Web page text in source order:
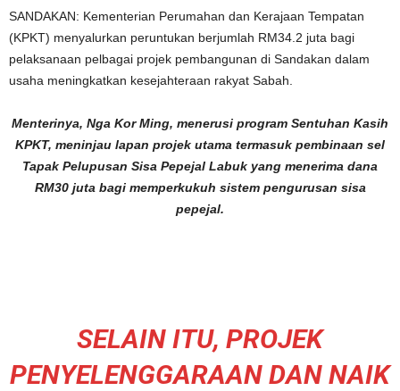
SANDAKAN: Kementerian Perumahan dan Kerajaan Tempatan
(KPKT) menyalurkan peruntukan berjumlah RM34.2 juta bagi
pelaksanaan pelbagai projek pembangunan di Sandakan dalam
usaha meningkatkan kesejahteraan rakyat Sabah.
Menterinya, Nga Kor Ming, menerusi program Sentuhan Kasih
KPKT, meninjau lapan projek utama termasuk pembinaan sel
Tapak Pelupusan Sisa Pepejal Labuk yang menerima dana
RM30 juta bagi memperkukuh sistem pengurusan sisa
pepejal.
SELAIN ITU, PROJEK
PENYELENGGARAAN DAN NAIK